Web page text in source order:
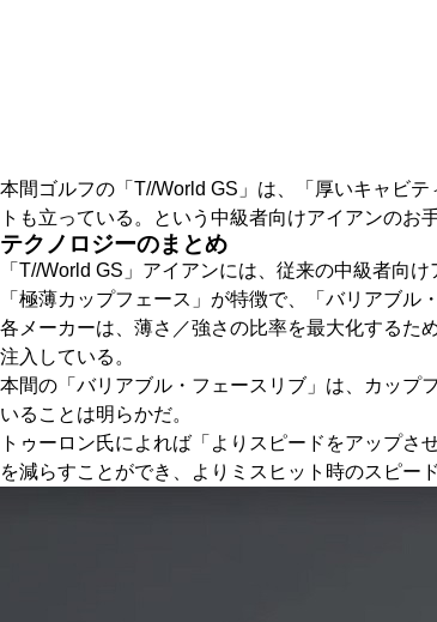
本間ゴルフの「T//World GS」は、「厚いキャビ
トも立っている。という中級者向けアイアンのお
テクノロジーのまとめ
「T//World GS」アイアンには、従来の中級者向
「極薄カップフェース」が特徴で、「バリアブル
各メーカーは、薄さ／強さの比率を最大化するた
注入している。
本間の「バリアブル・フェースリブ」は、カップ
いることは明らかだ。
トゥーロン氏によれば「よりスピードをアップ
を減らすことができ、よりミスヒット時のスピー